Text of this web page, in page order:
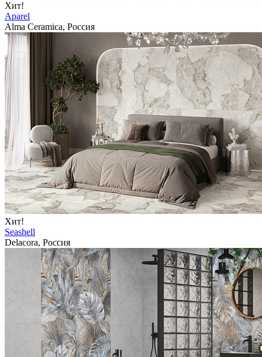
Хит!
Aparel
Alma Ceramica, Россия
Хит!
Seashell
Delacora, Россия